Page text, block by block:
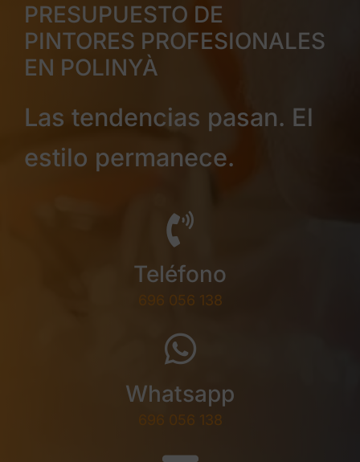
PRESUPUESTO DE
PINTORES PROFESIONALES
EN POLINYÀ
Las tendencias pasan. El
estilo permanece.
Teléfono
696 056 138
Whatsapp
696 056 138